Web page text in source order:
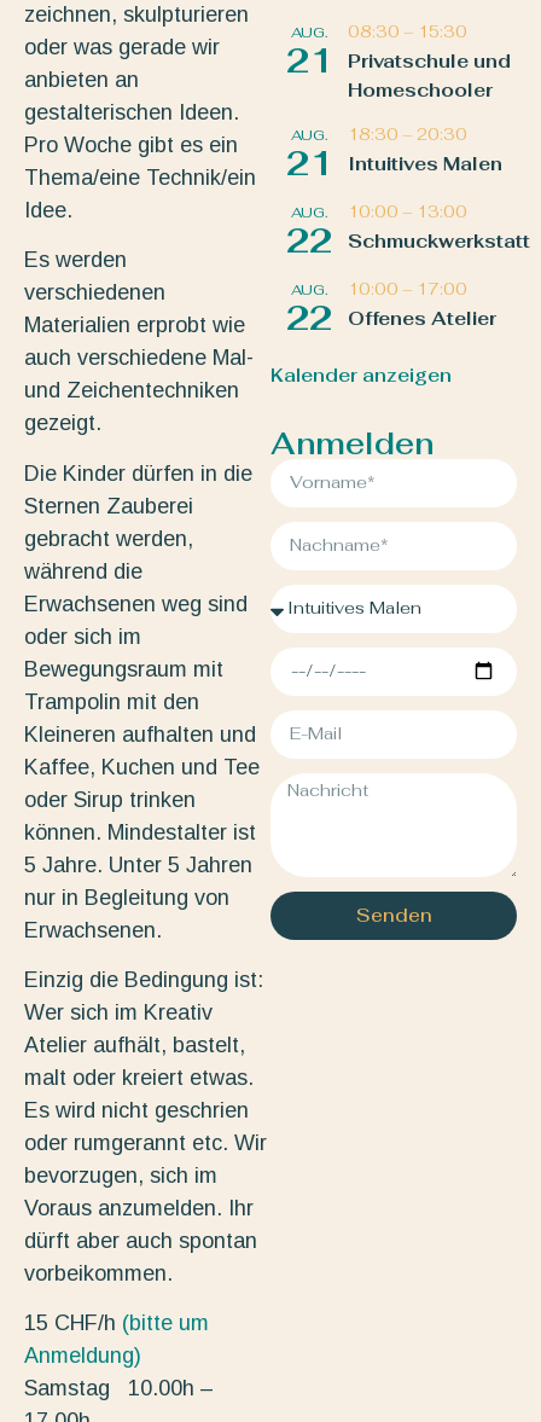
zeichnen, skulpturieren
oder was gerade wir
anbieten an
gestalterischen Ideen.
Pro Woche gibt es ein
Thema/eine Technik/ein
Idee.
Es werden
verschiedenen
Materialien erprobt wie
auch verschiedene Mal-
und Zeichentechniken
gezeigt.
Die Kinder dürfen in die
Sternen Zauberei
gebracht werden,
während die
Erwachsenen weg sind
oder sich im
Bewegungsraum mit
Trampolin mit den
Kleineren aufhalten und
Kaffee, Kuchen und Tee
oder Sirup trinken
können. Mindestalter ist
5 Jahre. Unter 5 Jahren
nur in Begleitung von
Erwachsenen.
Einzig die Bedingung ist:
Wer sich im Kreativ
Atelier aufhält, bastelt,
malt oder kreiert etwas.
Es wird nicht geschrien
oder rumgerannt etc. Wir
bevorzugen, sich im
Voraus anzumelden. Ihr
dürft aber auch spontan
vorbeikommen.
15 CHF/h (bitte um
Anmeldung)
Samstag 10.00h –
AUG.
21
08:30 – 15:30
Privatschule und
Homeschooler
AUG.
21
18:30 – 20:30
Intuitives Malen
AUG.
22
10:00 – 13:00
Schmuckwerkstatt
AUG.
22
10:00 – 17:00
Offenes Atelier
Kalender anzeigen
Anmelden
Senden